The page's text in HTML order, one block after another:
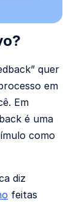
quer
em
Em
é uma
como
diz
feitas